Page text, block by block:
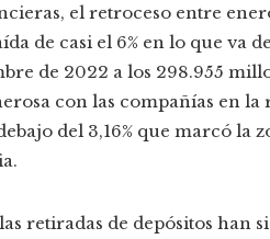
el retroceso entre
de casi el 6% en lo que va
de 2022 a los 298.955
con las compañías en
del 3,16% que marcó la
retiradas de depósitos han